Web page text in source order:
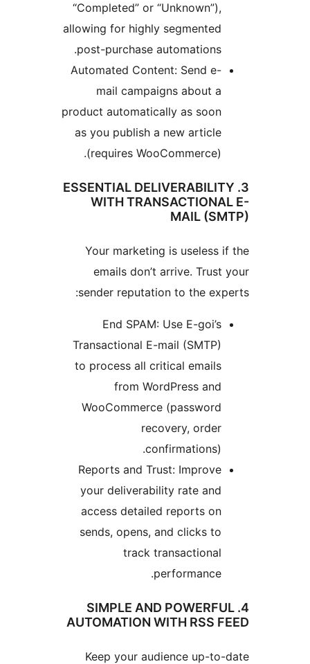
“Completed” or “Unknown”),
allowing for highly segmented
post-purchase automations.
Automated Content: Send e-
mail campaigns about a
product automatically as soon
as you publish a new article
(requires WooCommerce).
3. ESSENTIAL
WITH
Your marketing is useless
emails don’t arrive.
sender reputation to the
End SPAM: Use E-goi’s
Transactional E-mail (SMTP)
to process all critical emails
from WordPress and
WooCommerce (password
Reports and Trust: Improve
your deliverability rate and
access detailed reports on
sends, opens, and clicks to
track transactional
4. SIMPLE AND
AUTOMATION WITH RSS
Keep your audience up-